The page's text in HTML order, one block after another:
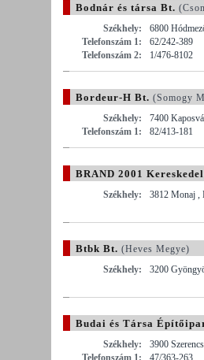
Bodnár és társa Bt.
Székhely:
6800
Telefonszám 1:
62/242-389
Telefonszám 2:
1/476-8102
Bordeur-H Bt. (Somogy
Székhely:
7400
Telefonszám 1:
82/413-181
BRAND 2001
Székhely:
3812 Monaj ,
Btbk Bt. (Heves Megye)
Székhely:
3200
Budai és Társa
Székhely:
3900
Telefonszám 1:
47/363-263